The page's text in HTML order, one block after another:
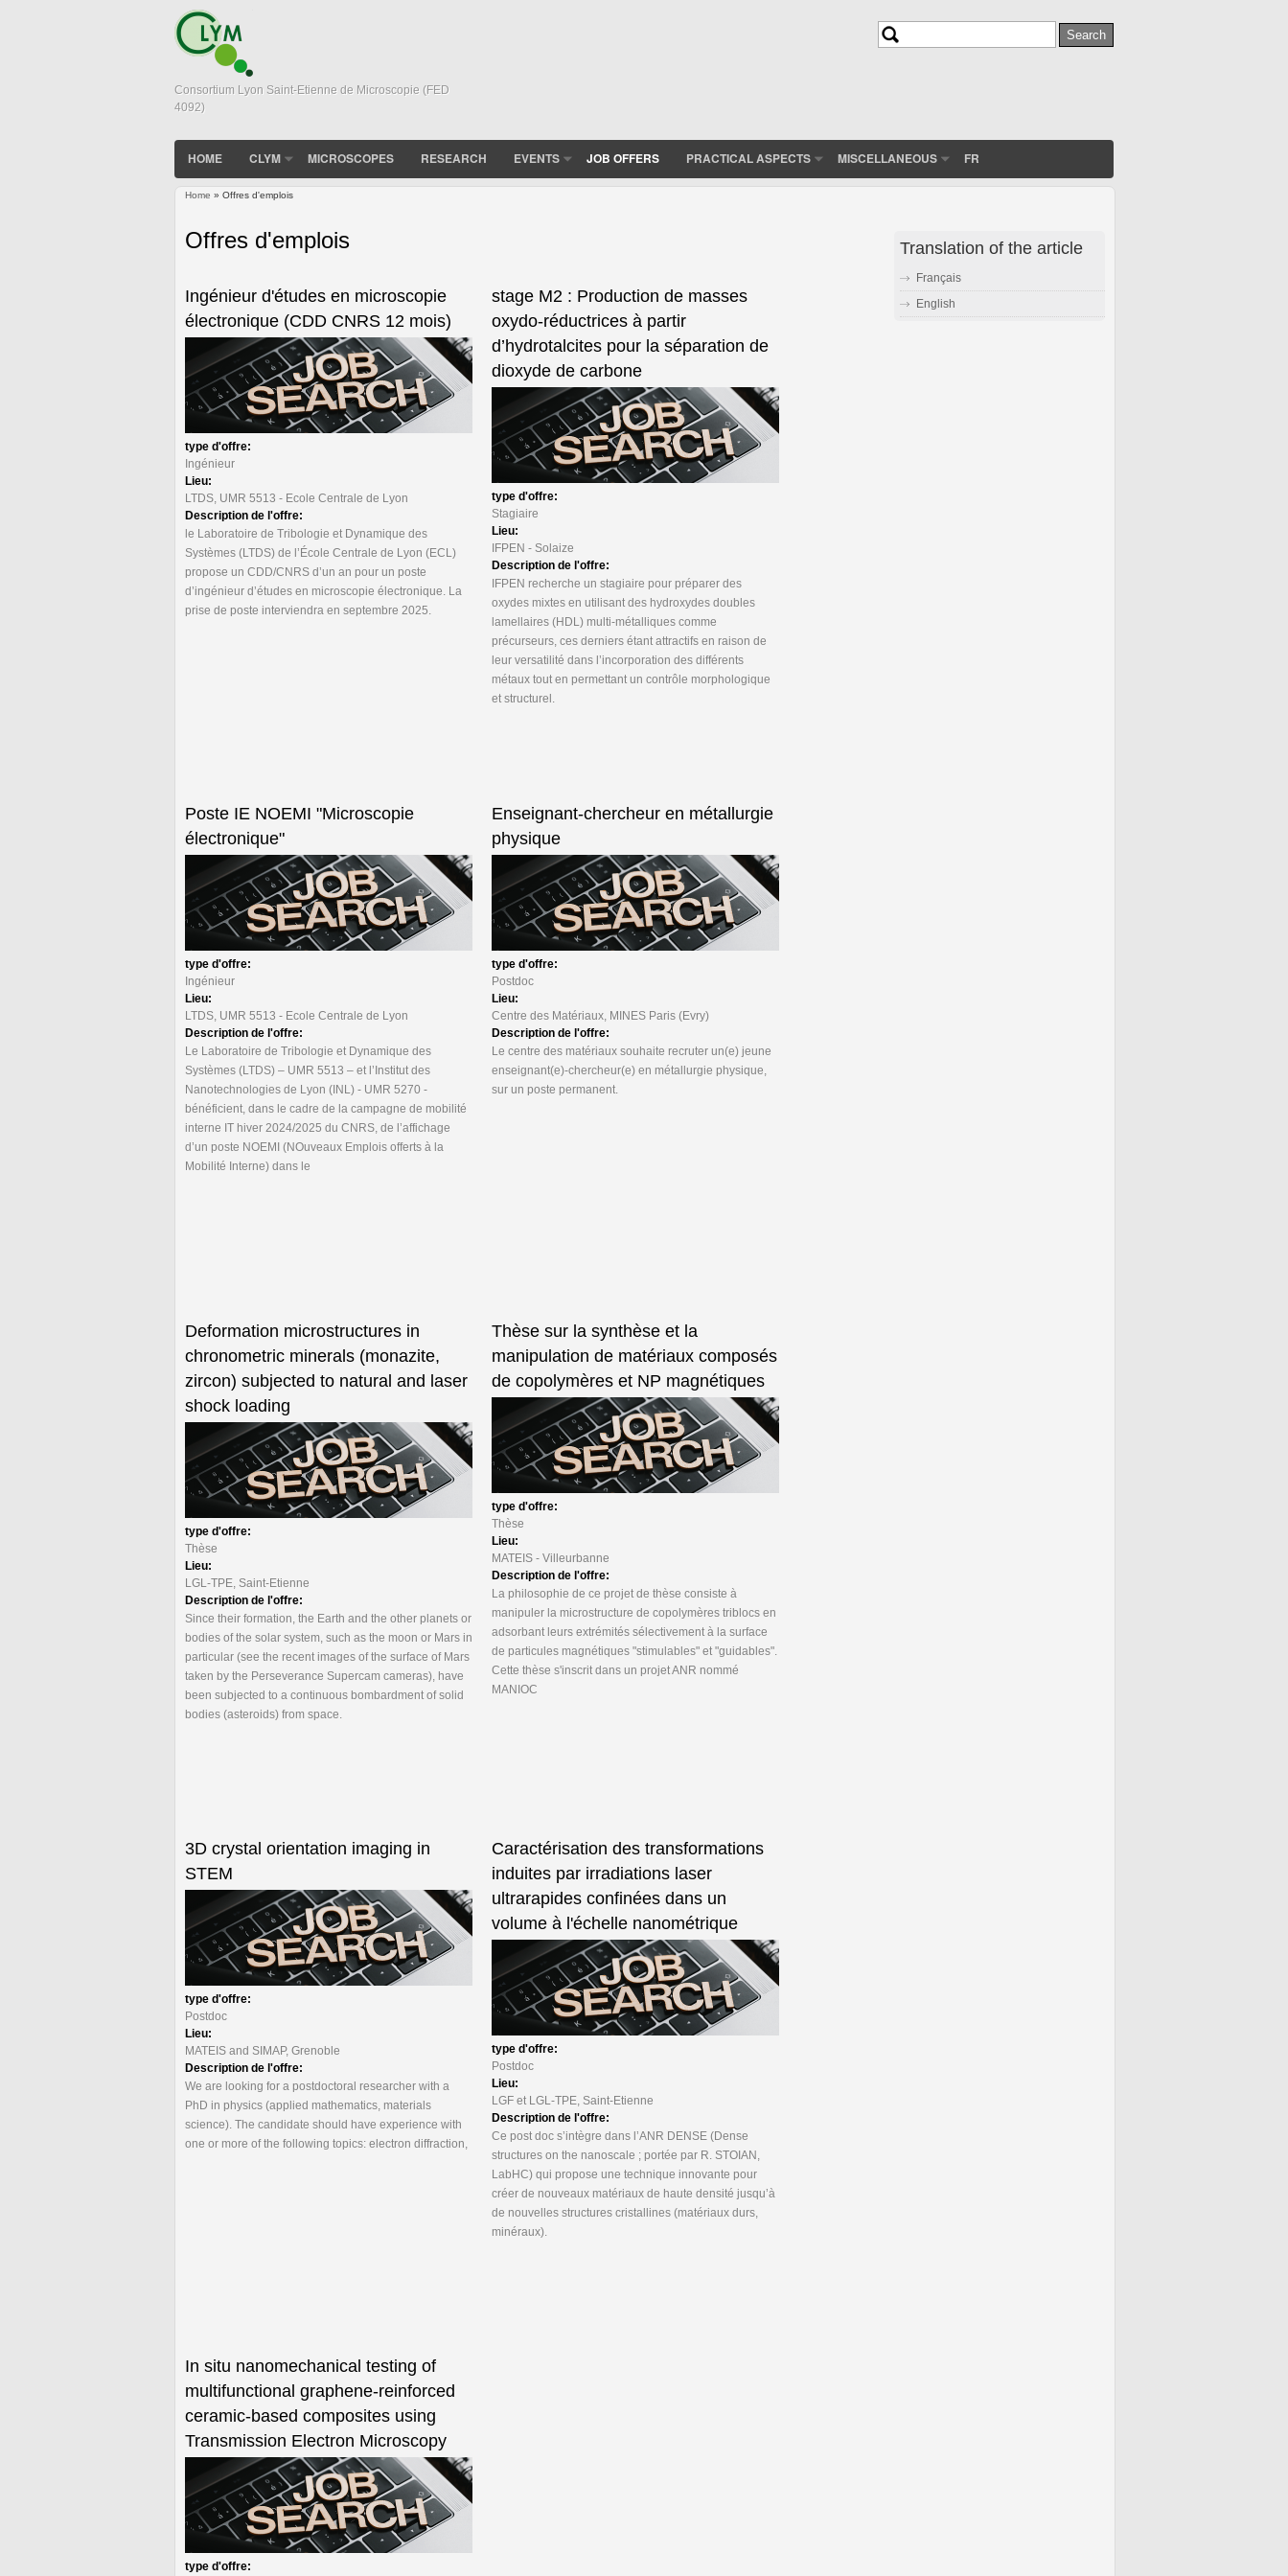
Consortium Lyon Saint-Etienne de Microscopie (FED
4092)
Search
HOME CLYM MICROSCOPES RESEARCH EVENTS JOB OFFERS PRACTICAL ASPECTS MISCELLANEOUS FR
Home » Offres d'emplois
Offres d'emplois
Ingénieur d'études en microscopie
électronique (CDD CNRS 12 mois)
type d'offre:
Ingénieur
Lieu:
LTDS, UMR 5513 - Ecole Centrale de Lyon
Description de l'offre:
le Laboratoire de Tribologie et Dynamique des
Systèmes (LTDS) de l’École Centrale de Lyon (ECL)
propose un CDD/CNRS d’un an pour un poste
d’ingénieur d’études en microscopie électronique. La
prise de poste interviendra en septembre 2025.
stage M2 : Production de masses
oxydo-réductrices à partir
d’hydrotalcites pour la séparation de
dioxyde de carbone
type d'offre:
Stagiaire
Lieu:
IFPEN - Solaize
Description de l'offre:
IFPEN recherche un stagiaire pour préparer des
oxydes mixtes en utilisant des hydroxydes doubles
lamellaires (HDL) multi-métalliques comme
précurseurs, ces derniers étant attractifs en raison de
leur versatilité dans l’incorporation des différents
métaux tout en permettant un contrôle morphologique
et structurel.
Poste IE NOEMI "Microscopie
électronique"
type d'offre:
Ingénieur
Lieu:
LTDS, UMR 5513 - Ecole Centrale de Lyon
Description de l'offre:
Le Laboratoire de Tribologie et Dynamique des
Systèmes (LTDS) – UMR 5513 – et l’Institut des
Nanotechnologies de Lyon (INL) - UMR 5270 -
bénéficient, dans le cadre de la campagne de mobilité
interne IT hiver 2024/2025 du CNRS, de l’affichage
d’un poste NOEMI (NOuveaux Emplois offerts à la
Mobilité Interne) dans le
Enseignant-chercheur en métallurgie
physique
type d'offre:
Postdoc
Lieu:
Centre des Matériaux, MINES Paris (Evry)
Description de l'offre:
Le centre des matériaux souhaite recruter un(e) jeune
enseignant(e)-chercheur(e) en métallurgie physique,
sur un poste permanent.
Deformation microstructures in
chronometric minerals (monazite,
zircon) subjected to natural and laser
shock loading
type d'offre:
Thèse
Lieu:
LGL-TPE, Saint-Etienne
Description de l'offre:
Since their formation, the Earth and the other planets or
bodies of the solar system, such as the moon or Mars in
particular (see the recent images of the surface of Mars
taken by the Perseverance Supercam cameras), have
been subjected to a continuous bombardment of solid
bodies (asteroids) from space.
Thèse sur la synthèse et la
manipulation de matériaux composés
de copolymères et NP magnétiques
type d'offre:
Thèse
Lieu:
MATEIS - Villeurbanne
Description de l'offre:
La philosophie de ce projet de thèse consiste à
manipuler la microstructure de copolymères triblocs en
adsorbant leurs extrémités sélectivement à la surface
de particules magnétiques "stimulables" et "guidables".
Cette thèse s'inscrit dans un projet ANR nommé
MANIOC
3D crystal orientation imaging in
STEM
type d'offre:
Postdoc
Lieu:
MATEIS and SIMAP, Grenoble
Description de l'offre:
We are looking for a postdoctoral researcher with a
PhD in physics (applied mathematics, materials
science). The candidate should have experience with
one or more of the following topics: electron diffraction,
Caractérisation des transformations
induites par irradiations laser
ultrarapides confinées dans un
volume à l'échelle nanométrique
type d'offre:
Postdoc
Lieu:
LGF et LGL-TPE, Saint-Etienne
Description de l'offre:
Ce post doc s’intègre dans l’ANR DENSE (Dense
structures on the nanoscale ; portée par R. STOIAN,
LabHC) qui propose une technique innovante pour
créer de nouveaux matériaux de haute densité jusqu’à
de nouvelles structures cristallines (matériaux durs,
minéraux).
In situ nanomechanical testing of
multifunctional graphene-reinforced
ceramic-based composites using
Transmission Electron Microscopy
type d'offre:
Translation of the article
Français
English